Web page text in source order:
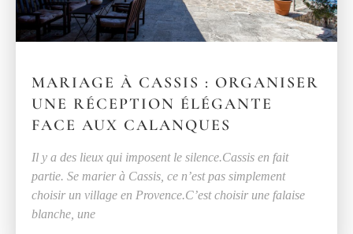
MARIAGE À CASSIS : ORGANISER
UNE RÉCEPTION ÉLÉGANTE
FACE AUX CALANQUES
Il y a des lieux qui imposent le silence.Cassis en fait
partie. Se marier à Cassis, ce n’est pas simplement
choisir un village en Provence.C’est choisir une falaise
blanche, une